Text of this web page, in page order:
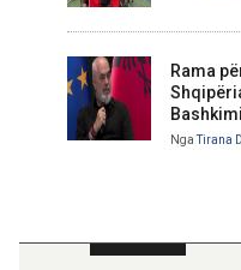
Rama
Nga Tirana